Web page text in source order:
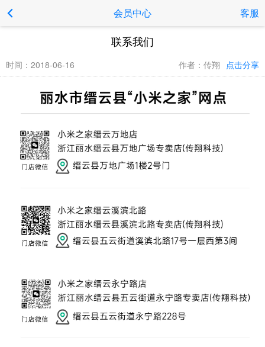
客服
会员中心
联系我们
时间：2018-06-16 点击分享
作者：传翔